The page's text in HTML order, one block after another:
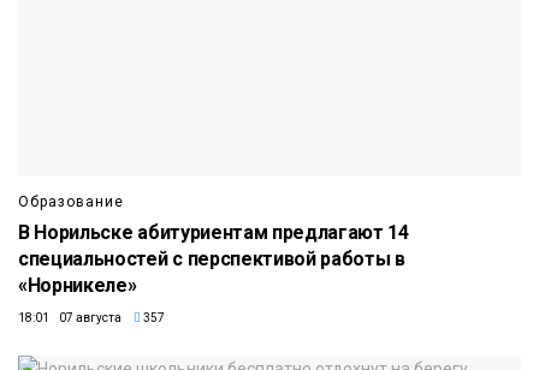
Образование
В Норильске абитуриентам предлагают 14
специальностей с перспективой работы в
«Норникеле»
18:01 07 августа 357